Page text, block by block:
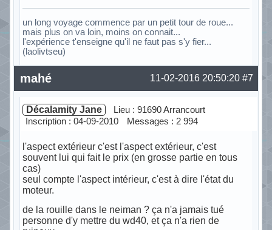
un long voyage commence par un petit tour de roue...
mais plus on va loin, moins on connait...
l'expérience t'enseigne qu'il ne faut pas s'y fier...
(laolivtseu)
Hors ligne #7
11-02-2016 20:50:20
mahé
Décalamity Jane
Lieu : 91690 Arrancourt
Inscription : 04-09-2010
Messages : 2 994
l'aspect extérieur c'est l'aspect extérieur, c'est
souvent lui qui fait le prix (en grosse partie en tous
cas)
seul compte l'aspect intérieur, c'est à dire l'état du
moteur.
de la rouille dans le neiman ? ça n'a jamais tué
personne d'y mettre du wd40, et ça n'a rien de